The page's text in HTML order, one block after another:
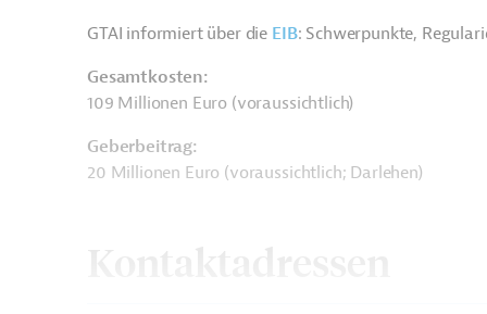
GTAI informiert über die EIB: Schwerpunkte,
Gesamtkosten:
109 Millionen Euro (voraussichtlich)
Geberbeitrag:
20 Millionen Euro (voraussichtlich; Darlehen)